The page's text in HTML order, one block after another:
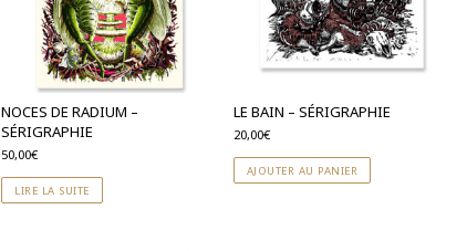
NOCES DE RADIUM –
SÉRIGRAPHIE
50,00€
LIRE LA SUITE
LE BAIN – SÉRIGRAPHIE
20,00€
AJOUTER AU PANIER